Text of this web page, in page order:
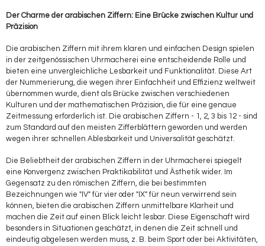
Der Charme der arabischen Ziffern: Eine Brücke zwischen Kultur und
Präzision
Die arabischen Ziffern mit ihrem klaren und einfachen Design spielen
in der zeitgenössischen Uhrmacherei eine entscheidende Rolle und
bieten eine unvergleichliche Lesbarkeit und Funktionalität. Diese Art
der Nummerierung, die wegen ihrer Einfachheit und Effizienz weltweit
übernommen wurde, dient als Brücke zwischen verschiedenen
Kulturen und der mathematischen Präzision, die für eine genaue
Zeitmessung erforderlich ist. Die arabischen Ziffern - 1, 2, 3 bis 12 - sind
zum Standard auf den meisten Zifferblättern geworden und werden
wegen ihrer schnellen Ablesbarkeit und Universalität geschätzt.
Die Beliebtheit der arabischen Ziffern in der Uhrmacherei spiegelt
eine Konvergenz zwischen Praktikabilität und Ästhetik wider. Im
Gegensatz zu den römischen Ziffern, die bei bestimmten
Bezeichnungen wie "IV" für vier oder "IX" für neun verwirrend sein
können, bieten die arabischen Ziffern unmittelbare Klarheit und
machen die Zeit auf einen Blick leicht lesbar. Diese Eigenschaft wird
besonders in Situationen geschätzt, in denen die Zeit schnell und
eindeutig abgelesen werden muss, z. B. beim Sport oder bei Aktivitäten,